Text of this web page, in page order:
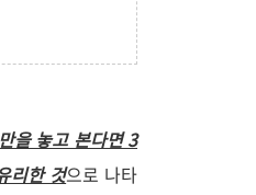
을 놓고 본다면 3
리한 것으로 나타